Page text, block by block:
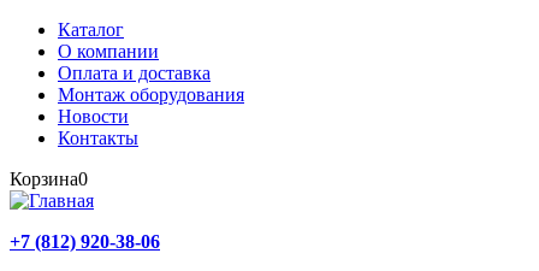
Каталог
О компании
Оплата и доставка
Монтаж оборудования
Новости
Контакты
Корзина0
+7 (812) 920-38-06